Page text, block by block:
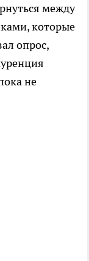
между
которые
опрос,
не